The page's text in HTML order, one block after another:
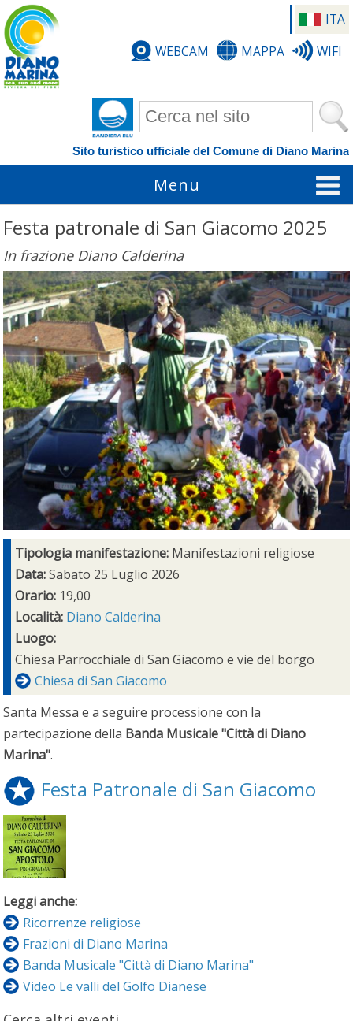
ITA
WEBCAM
MAPPA WIFI
Form di ricerca
Sito turistico ufficiale del Comune di Diano Marina
Menu
Festa patronale di San Giacomo 2025
In frazione Diano Calderina
Tipologia manifestazione: Manifestazioni religiose
Data:Sabato 25 Luglio 2026
Orario: 19,00
Località: Diano Calderina
Luogo:
Chiesa Parrocchiale di San Giacomo e vie del borgo
Chiesa di San Giacomo
Santa Messa e a seguire processione con la
partecipazione della Banda Musicale "Città di Diano
Marina".
Festa Patronale di San Giacomo
Leggi anche:
Ricorrenze religiose
Frazioni di Diano Marina
Banda Musicale "Città di Diano Marina"
Video Le valli del Golfo Dianese